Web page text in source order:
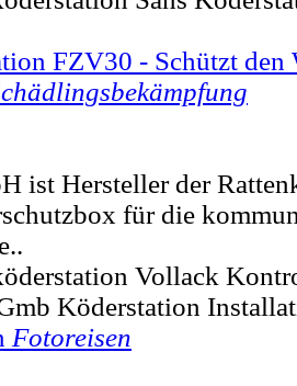
FZV30 - Schützt den
ist Hersteller der
für die
Vollack
Köderstation
Fotoreisen